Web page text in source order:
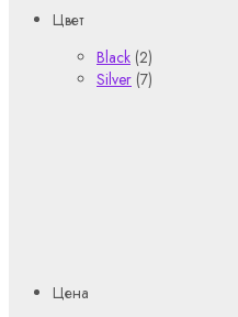
Цвет
Black (2)
Silver (7)
Цена